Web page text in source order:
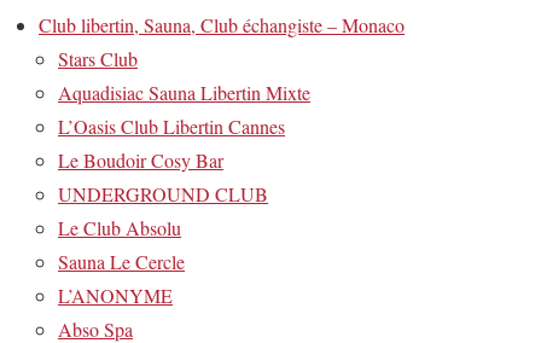
Club libertin, Sauna, Club échangiste – Monaco
Stars Club
Aquadisiac Sauna Libertin Mixte
L’Oasis Club Libertin Cannes
Le Boudoir Cosy Bar
UNDERGROUND CLUB
Le Club Absolu
Sauna Le Cercle
L’ANONYME
Abso Spa